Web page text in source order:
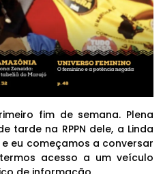
fim de semana. Plena
tarde na RPPN dele, a Linda
eu começamos a conversar
acesso a um veículo